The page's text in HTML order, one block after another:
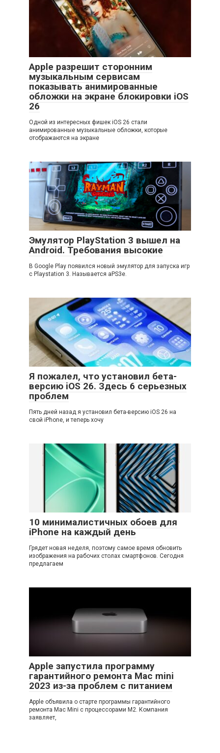
Apple разрешит сторонним
музыкальным сервисам
показывать анимированные
обложки на экране блокировки iOS
26
Одной из интересных фишек iOS 26 стали
анимированные музыкальные обложки, которые
отображаются на экране
Эмулятор PlayStation 3 вышел на
Android. Требования высокие
В Google Play появился новый эмулятор для запуска игр
с Playstation 3. Называется aPS3e.
Я пожалел, что установил бета-
версию iOS 26. Здесь 6 серьезных
проблем
Пять дней назад я установил бета-версию iOS 26 на
свой iPhone, и теперь хочу
10 минималистичных обоев для
iPhone на каждый день
Грядет новая неделя, поэтому самое время обновить
изображения на рабочих столах смартфонов. Сегодня
предлагаем
Apple запустила программу
гарантийного ремонта Mac mini
2023 из-за проблем с питанием
Apple объявила о старте программы гарантийного
ремонта Mac Mini с процессорами M2. Компания
заявляет,